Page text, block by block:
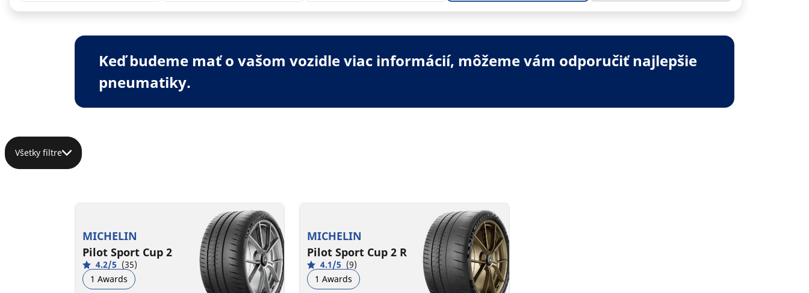
Keď budeme mať o vašom vozidle viac informácií, môžeme vám odporučiť najlepšie
pneumatiky.
Všetky filtre
MICHELIN
Pilot Sport Cup 2
4.2/5 (35)
1 Awards
MICHELIN
Pilot Sport Cup 2 R
4.1/5 (9)
1 Awards